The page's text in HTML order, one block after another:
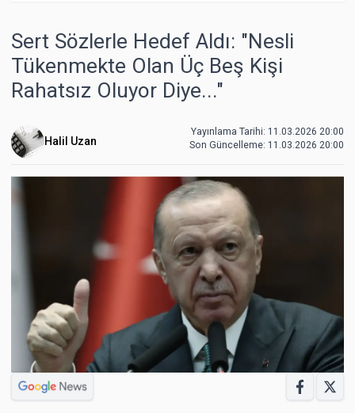
Sert Sözlerle Hedef Aldı: "Nesli
Tükenmekte Olan Üç Beş Kişi
Rahatsız Oluyor Diye..."
Halil Uzan
Yayınlama Tarihi: 11.03.2026 20:00
Son Güncelleme: 11.03.2026 20:00